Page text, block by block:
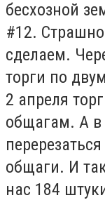
бесхозной
#12.
сделаем.
торги по
2 апреля
общагам. А в
общаги. И
нас 184